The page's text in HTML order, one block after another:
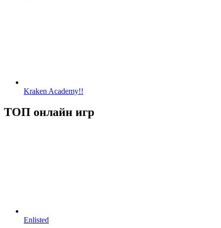
Kraken Academy!!
ТОП онлайн игр
Enlisted